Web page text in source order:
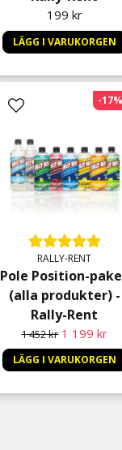
199 kr
LÄGG I VARUKORGEN
RALLY-RENT
Pole Position-
(alla produkter) -
Rally-Rent
1 452 kr 1 199 kr
LÄGG I VARUKORGEN
-17%